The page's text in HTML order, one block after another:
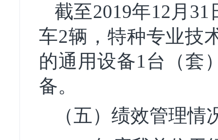
截至2019年12月
车2辆，特种专业技
的通用设备1台（套
备。
（五）绩效管理情